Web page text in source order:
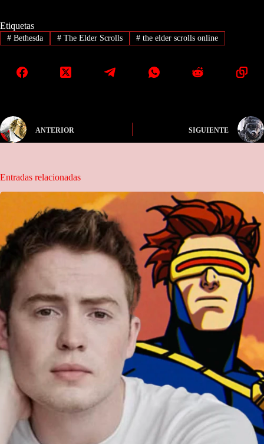
Etiquetas
#Bethesda #The Elder Scrolls # the elder scrolls online
ANTERIOR SIGUIENTE
Entradas relacionadas